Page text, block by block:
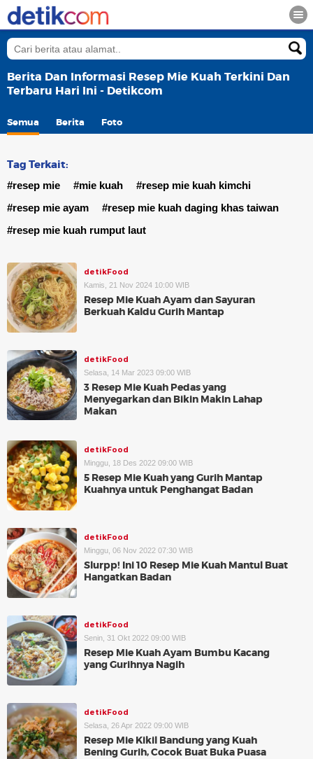
Berita Dan Informasi Resep Mie Kuah Terkini Dan
Terbaru Hari Ini - Detikcom
Semua Berita Foto
Tag Terkait:
#resep mie #mie kuah
#resep mie kuah kimchi
#resep mie ayam
#resep mie kuah daging khas taiwan
#resep mie kuah rumput laut
detikFood
Kamis, 21 Nov 2024 10:00 WIB
Resep Mie Kuah Ayam dan Sayuran
Berkuah Kaldu Gurih Mantap
detikFood
Selasa, 14 Mar 2023 09:00 WIB
3 Resep Mie Kuah Pedas yang
Menyegarkan dan Bikin Makin Lahap
Makan
detikFood
Minggu, 18 Des 2022 09:00 WIB
5 Resep Mie Kuah yang Gurih Mantap
Kuahnya untuk Penghangat Badan
detikFood
Minggu, 06 Nov 2022 07:30 WIB
Slurpp! Ini 10 Resep Mie Kuah Mantul Buat
Hangatkan Badan
detikFood
Senin, 31 Okt 2022 09:00 WIB
Resep Mie Kuah Ayam Bumbu Kacang
yang Gurihnya Nagih
detikFood
Selasa, 26 Apr 2022 09:00 WIB
Resep Mie Kikil Bandung yang Kuah
Bening Gurih, Cocok Buat Buka Puasa